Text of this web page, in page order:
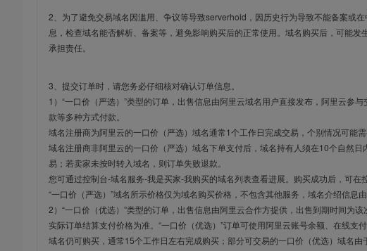
2、为了避免交易域名因滥用、争议等导致serverhold，因历史行为导致不能备案或
息，检查域名能否解析、备案等，避免影响购买后的正常使用。域名购买后，可能
承担责任。
3、提交订单时，请您务必仔细核对确认订单信息。
1）“一口价（严选）”类型的订单，出售信息由阿里云域名用户直接发布，阿里云参
款等多种方式付款。
域名注册商为阿里云的一口价（严选）域名通常1个工作日完成交易，个别情况可能需
域名注册商非阿里云的一口价（严选）域名下单支付后，域名持有人须在10个自然
易；若卖家未按时转入域名，则订单失败退款。
您可通过控制台-域名服务-我是买家-我购买的域名列表查看进展。购买成功后，可在
“一口价（严选）”域名所示价格仅为域名购买价格，不包含其他服务，域名介绍信息
2）“一口价（优选）”类型的订单，出售信息由阿里云合作方提供，出售到期时间为
实际订单结算支付价格为准。“一口价（优选）”订单可使用阿里云账号余额、在线
域名仍可购买，通常15个工作日左右完成购买；部分可交易的一口价（优选）域名